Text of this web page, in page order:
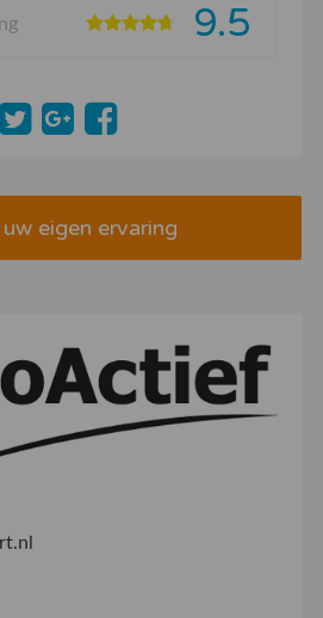
9.5
eigen ervaring